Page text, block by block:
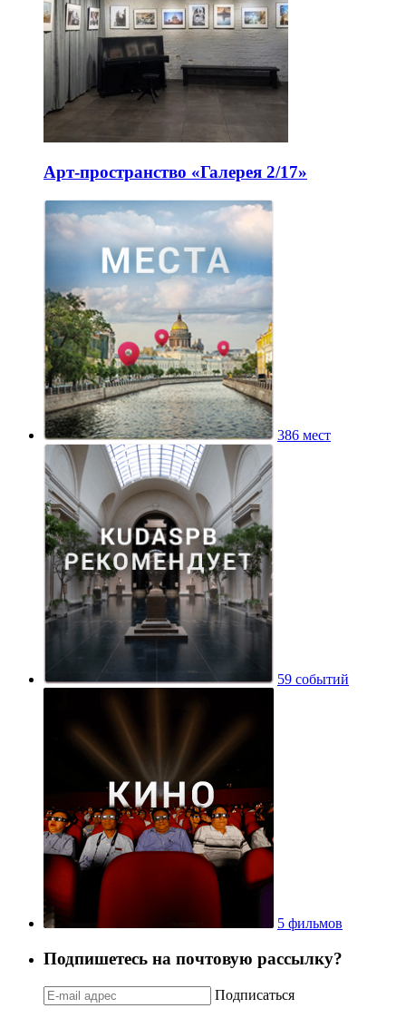
Арт-пространство «Галерея 2/17»
386 мест
59 событий
5 фильмов
Подпишетесь на почтовую рассылку?
Подписаться